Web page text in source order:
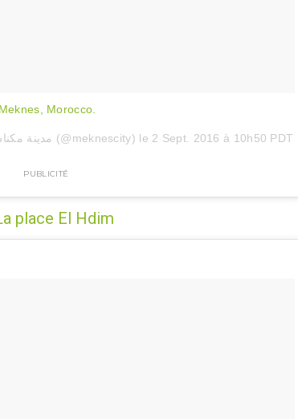
Morocco.
Une photo publiée par Meknes City مدينة مكناس (@meknescity) le 2 Sept. 2016 à 10h50 PDT
PUBLICITÉ
place El Hdim